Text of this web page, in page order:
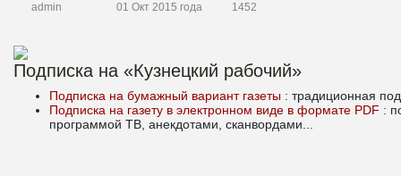
admin 01 Окт 2015 года 1452
Подписка на «Кузнецкий рабочий»
Подписка на бумажный вариант газеты : традиционная
Подписка на газету в электронном виде в формате PDF :
программой ТВ, анекдотами, сканвордами...